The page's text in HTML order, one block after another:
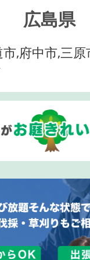
広島県
,府中市,三原